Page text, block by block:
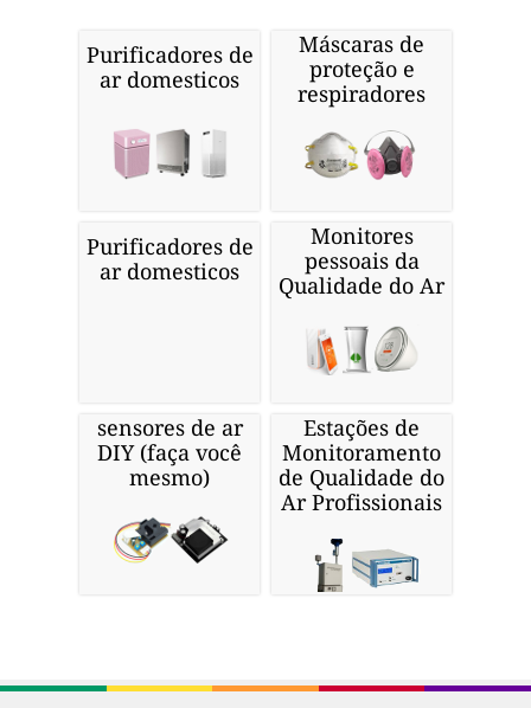
Purificadores de
ar domesticos
Máscaras de
proteção e
respiradores
Purificadores de
ar domesticos
Monitores
pessoais da
Qualidade do Ar
sensores de ar
DIY (faça você
mesmo)
Estações de
Monitoramento
de Qualidade do
Ar Profissionais